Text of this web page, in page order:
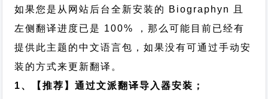
如果您是从网站后台全新安装的 Biographyn 且
左侧翻译进度已是 100% ，那么可能目前已经有
提供此主题的中文语言包，如果没有可通过手动安
装的方式来更新翻译。
1、【推荐】通过文派翻译导入器安装；